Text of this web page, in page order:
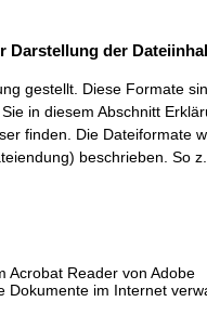
Darstellung der
gestellt. Diese Formate
in diesem Abschnitt
finden. Die Dateiformate
beschrieben. So
Acrobat Reader von Adobe
im Internet